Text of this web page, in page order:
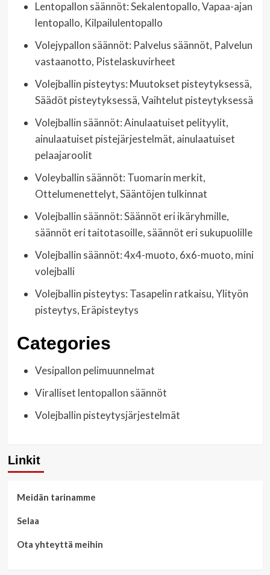
Lentopallon säännöt: Sekalentopallo, Vapaa-ajan
lentopallo, Kilpailulentopallo
Volejypallon säännöt: Palvelus säännöt, Palvelun
vastaanotto, Pistelaskuvirheet
Volejballin pisteytys: Muutokset pisteytyksessä,
Säädöt pisteytyksessä, Vaihtelut pisteytyksessä
Volejballin säännöt: Ainulaatuiset pelityylit,
ainulaatuiset pistejärjestelmät, ainulaatuiset
pelaajaroolit
Voleyballin säännöt: Tuomarin merkit,
Ottelumenettelyt, Sääntöjen tulkinnat
Volejballin säännöt: Säännöt eri ikäryhmille,
säännöt eri taitotasoille, säännöt eri sukupuolille
Volejballin säännöt: 4x4-muoto, 6x6-muoto, mini
volejballi
Volejballin pisteytys: Tasapelin ratkaisu, Ylityön
pisteytys, Eräpisteytys
Categories
Vesipallon pelimuunnelmat
Viralliset lentopallon säännöt
Volejballin pisteytysjärjestelmät
Linkit
Meidän tarinamme
Selaa
Ota yhteyttä meihin